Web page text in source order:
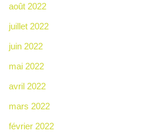
août 2022
juillet 2022
juin 2022
mai 2022
avril 2022
mars 2022
février 2022